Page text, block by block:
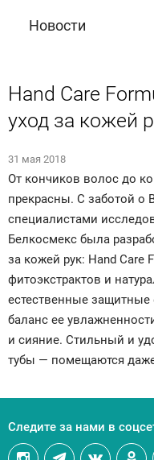
Новости
Hand Care
уход за кожей
31 мая 2018
От кончиков волос до
прекрасны. С заботой о
специалистами
Белкосмекс была
за кожей рук: Hand
фитоэкстрактов и
естественные
баланс ее
и сияние. Стильный и
тубы — помещаются
Следите за нами в